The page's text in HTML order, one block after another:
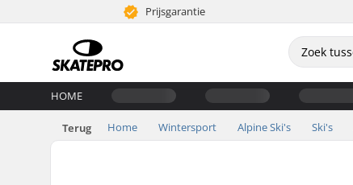
Prijsgarantie
HOME
Terug Home Wintersport Alpine Ski's Ski's